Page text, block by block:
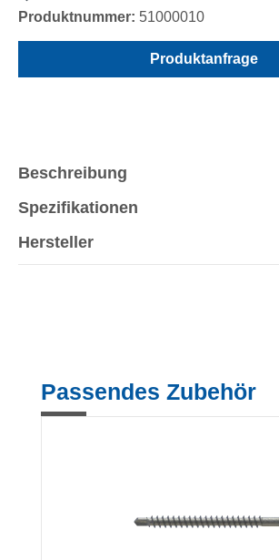
Produktnummer: 51000010
Produktanfrage
Beschreibung
Spezifikationen
Hersteller
Produktgalerie überspringen
Passendes Zubehör